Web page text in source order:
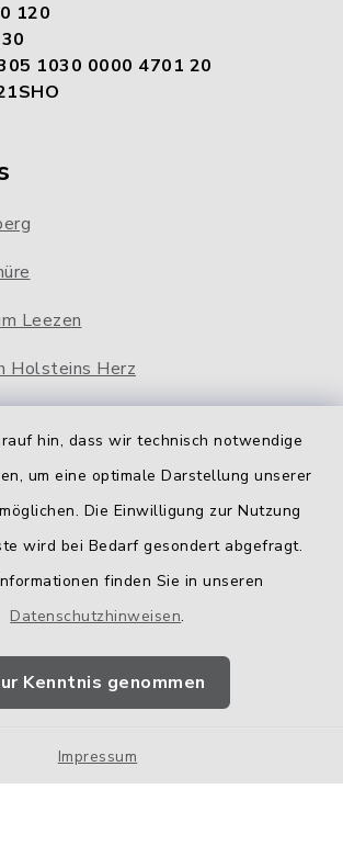
hin, dass wir technisch notwendige
um eine optimale Darstellung unserer
Die Einwilligung zur Nutzung
wird bei Bedarf gesondert abgefragt.
finden Sie in unseren
Datenschutzhinweisen.
Kenntnis genommen
Impressum
120
1030 0000 4701 20
Leezen
Holsteins Herz
Barrierefreiheit
Impressum
Sitemap